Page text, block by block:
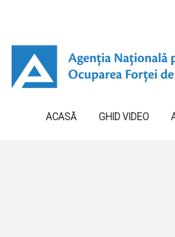
ACASĂ GHID VIDEO